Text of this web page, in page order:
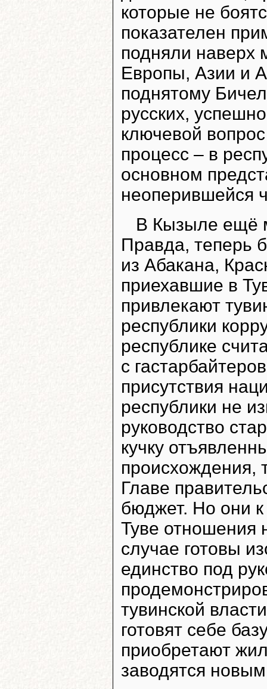
которые не
показателен
подняли наверх
Европы, Азии и
поднятому
русских,
ключевой
процесс – в
основном
неоперившейся
В Кызыле ещё
Правда, теперь
из Абакана,
приехавшие в
привлекают
республики
республике
с
присутствия
республики не
руководство
кучку
происхождения,
Главе
бюджет. Но они к
Туве отношения
случае готовы
единство под
тувинской
готовят себе
приобретают
заводятся